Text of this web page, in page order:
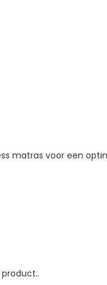
matras voor een